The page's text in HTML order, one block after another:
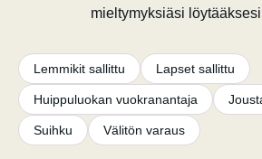
mieltymyksiäsi
Lemmikit sallittu Lapset sallittu
Huippuluokan vuokranantaja
Suihku Välitön varaus